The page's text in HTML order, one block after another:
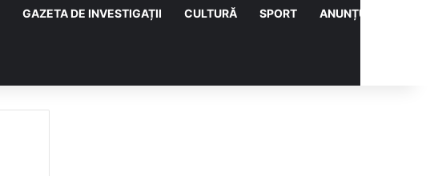
GAZETA DE INVESTIGAȚII CULTURĂ SPORT ANUNȚURI